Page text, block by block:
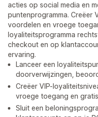
acties op social media en
puntenprogramma. Creëer
voordelen en vroege
loyaliteitsprogramma
checkout en op
ervaring.
Lanceer een
doorverwijzingen,
Creëer VIP-
vroege toegang en
Sluit een